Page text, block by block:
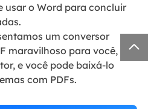
usar o Word para concluir
um conversor
maravilhoso para você,
e você pode baixá-lo
com PDFs.
